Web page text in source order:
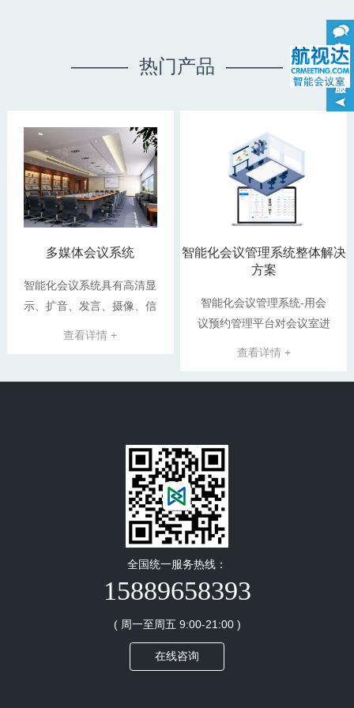
——— 热门产品 ———
多媒体会议系统
智能化会议系统具有高清显
示、扩音、发言、摄像、信
查看详情 +
智能化会议管理系统整体解决
方案
智能化会议管理系统-用会
议预约管理平台对会议室进
查看详情 +
全国统一服务热线：
15889658393
( 周一至周五 9:00-21:00 )
在线咨询